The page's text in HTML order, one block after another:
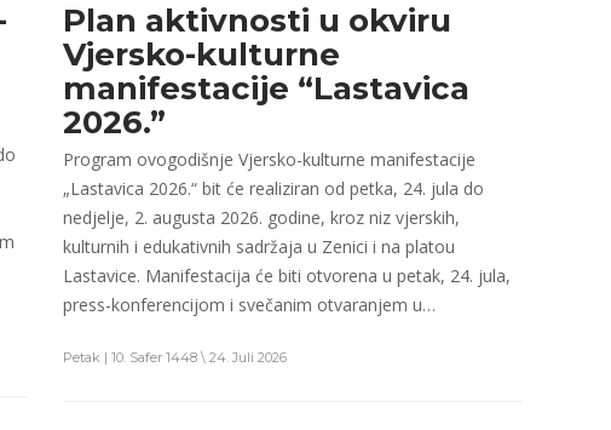
Plan aktivnosti u okviru
Vjersko-kulturne
manifestacije “Lastavica
2026.”
Program ovogodišnje Vjersko-kulturne manifestacije
„Lastavica 2026.“ bit će realiziran od petka, 24. jula do
nedjelje, 2. augusta 2026. godine, kroz niz vjerskih,
kulturnih i edukativnih sadržaja u Zenici i na platou
Lastavice. Manifestacija će biti otvorena u petak, 24. jula,
press-konferencijom i svečanim otvaranjem u…
Petak | 10. Safer 1448 \ 24. Juli 2026